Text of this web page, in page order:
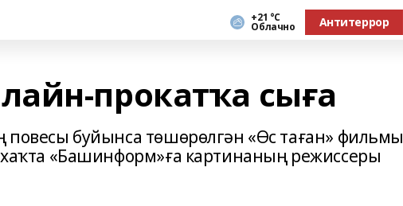
+21 °С
Облачно Антитеррор
прокатҡа сыға
буйынса төшөрөлгән «Өс таған» фильмы
«Башинформ»ға картинаның режиссеры